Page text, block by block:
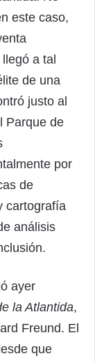
este caso,
a tal
de una
justo al
Parque de
por
de
cartografía
análisis
ayer
la Atlantida,
Freund. El
que